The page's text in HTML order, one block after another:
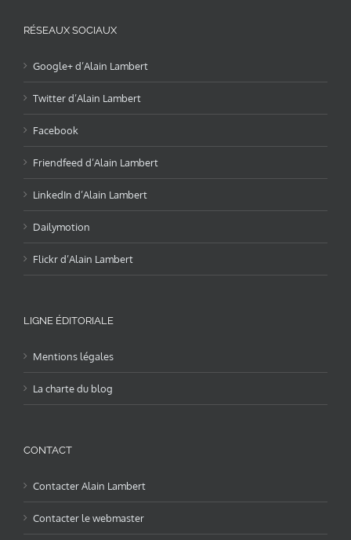
RÉSEAUX SOCIAUX
Google+ d’Alain Lambert
Twitter d’Alain Lambert
Facebook
Friendfeed d’Alain Lambert
LinkedIn d’Alain Lambert
Dailymotion
Flickr d’Alain Lambert
LIGNE ÉDITORIALE
Mentions légales
La charte du blog
CONTACT
Contacter Alain Lambert
Contacter le webmaster